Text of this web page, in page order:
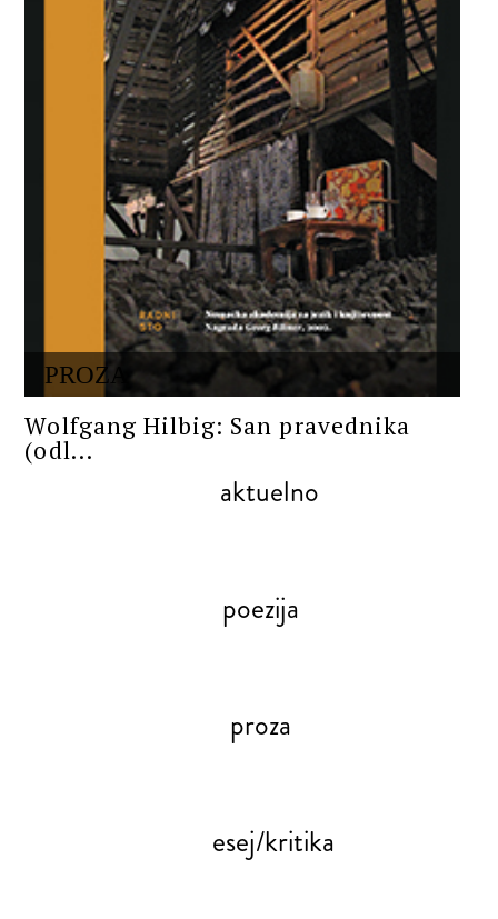
PROZA
Wolfgang Hilbig: San pravednika
(odl...
aktuelno
poezija
proza
esej/kritika